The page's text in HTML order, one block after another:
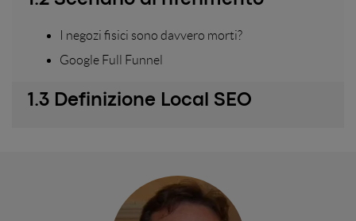
I negozi fisici sono davvero morti?
Google Full Funnel
1.3 Definizione Local SEO